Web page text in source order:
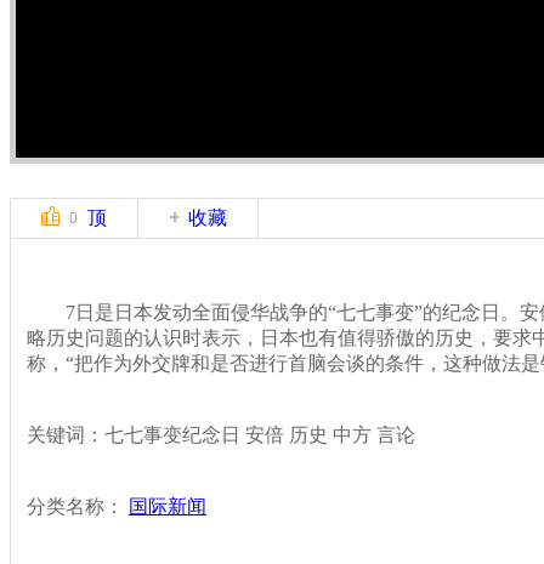
0 顶 收藏
7日是日本发动全面侵华战争的“七七事变”的纪念日。安
略历史问题的认识时表示，日本也有值得骄傲的历史，要求
称，“把作为外交牌和是否进行首脑会谈的条件，这种做法是
关键词：七七事变纪念日 安倍 历史 中方 言论
分类名称： 国际新闻